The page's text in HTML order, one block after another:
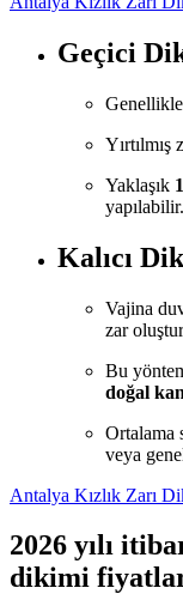
Geçici
Yaklaşık
yapılabilir.
Kalıcı
Vajina
zar
Bu
doğal
Ortalama
veya
Antalya Kızlık Zarı
2026 yılı
dikimi